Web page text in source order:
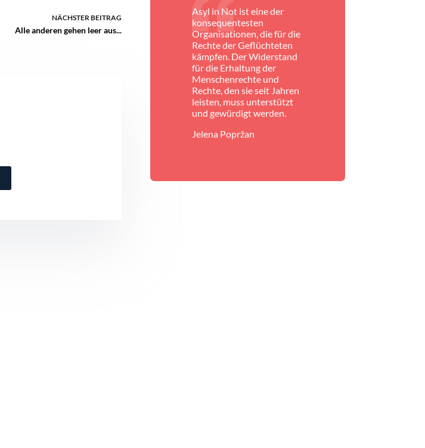
NÄCHSTER BEITRAG
Alle anderen gehen leer aus...
Asyl in Not ist eine der
konsequentesten
Organisationen, die für die
Rechte der Geflüchteten
kämpfen. Der Widerstand
für die Erhaltung der
Menschenrechte und
Rechte, den sie seit Jahren
leisten, muss unterstützt
und gewürdigt werden.
Jelena Popržan